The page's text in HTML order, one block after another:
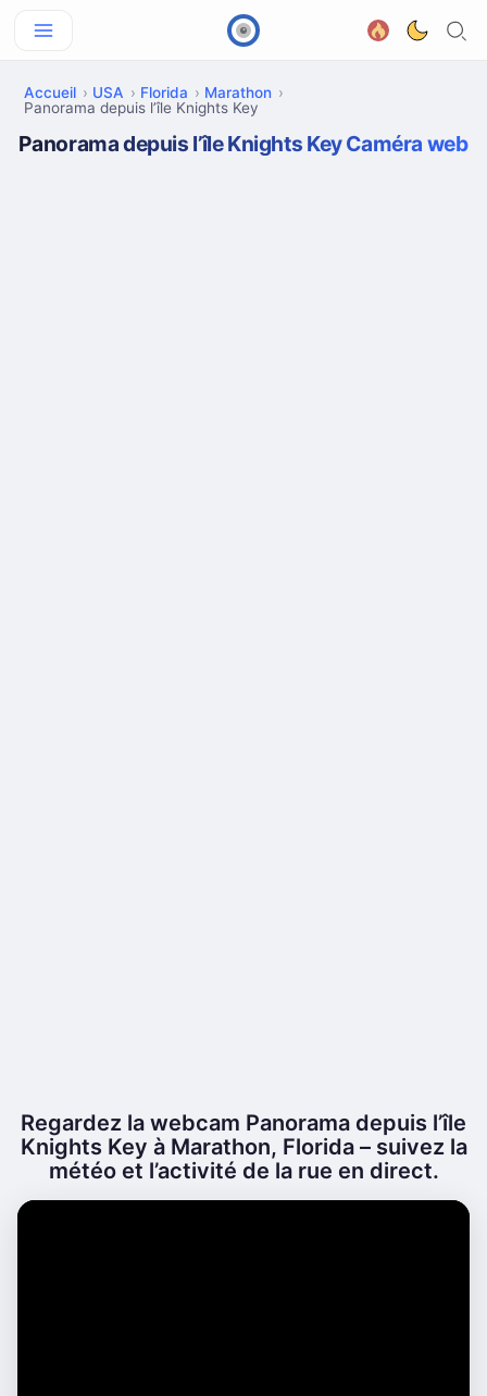
Accueil USA Florida
Marathon
Panorama depuis l’île Knights Key
Panorama depuis l’île Knights Key Caméra web
Regardez la webcam Panorama depuis l’île
Knights Key à Marathon, Florida – suivez la
météo et l’activité de la rue en direct.